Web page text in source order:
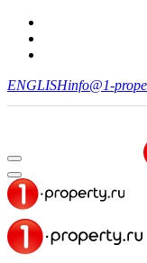
ENGLISHinfo@1-